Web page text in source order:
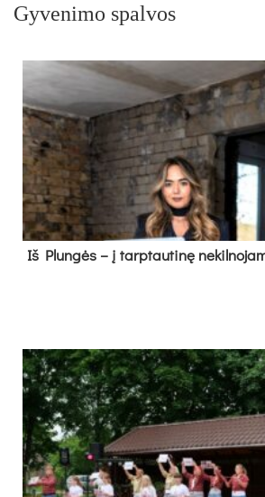
Gyvenimo spalvos
Iš Plungės – į tarptautinę